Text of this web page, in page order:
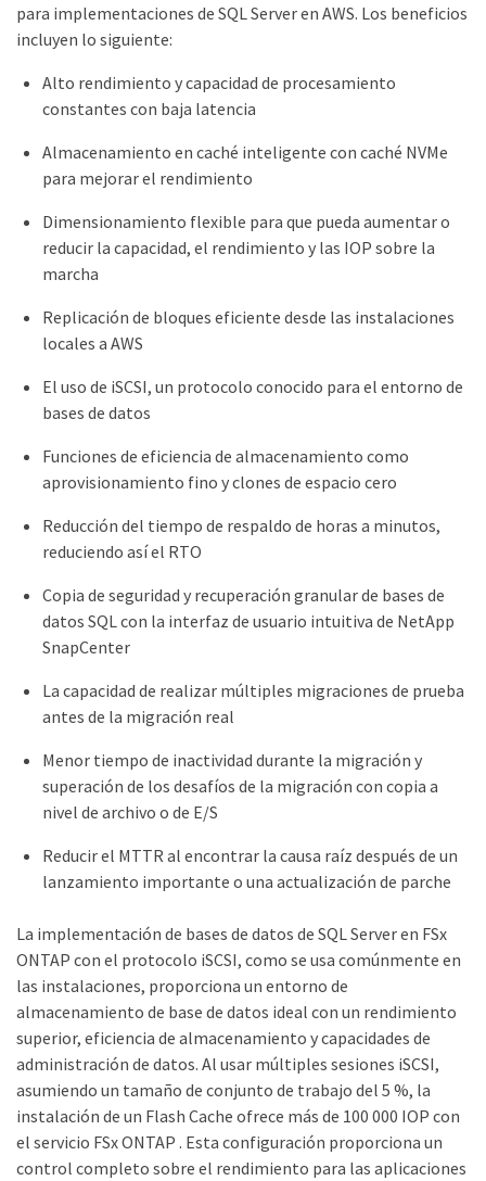
para implementaciones de SQL Server en AWS. Los beneficios
incluyen lo siguiente:
Alto rendimiento y capacidad de procesamiento
constantes con baja latencia
Almacenamiento en caché inteligente con caché NVMe
para mejorar el rendimiento
Dimensionamiento flexible para que pueda aumentar o
reducir la capacidad, el rendimiento y las IOP sobre la
marcha
Replicación de bloques eficiente desde las instalaciones
locales a AWS
El uso de iSCSI, un protocolo conocido para el entorno de
bases de datos
Funciones de eficiencia de almacenamiento como
aprovisionamiento fino y clones de espacio cero
Reducción del tiempo de respaldo de horas a minutos,
reduciendo así el RTO
Copia de seguridad y recuperación granular de bases de
datos SQL con la interfaz de usuario intuitiva de NetApp
SnapCenter
La capacidad de realizar múltiples migraciones de prueba
antes de la migración real
Menor tiempo de inactividad durante la migración y
superación de los desafíos de la migración con copia a
nivel de archivo o de E/S
Reducir el MTTR al encontrar la causa raíz después de un
lanzamiento importante o una actualización de parche
La implementación de bases de datos de SQL Server en FSx
ONTAP con el protocolo iSCSI, como se usa comúnmente en
las instalaciones, proporciona un entorno de
almacenamiento de base de datos ideal con un rendimiento
superior, eficiencia de almacenamiento y capacidades de
administración de datos. Al usar múltiples sesiones iSCSI,
asumiendo un tamaño de conjunto de trabajo del 5 %, la
instalación de un Flash Cache ofrece más de 100 000 IOP con
el servicio FSx ONTAP . Esta configuración proporciona un
control completo sobre el rendimiento para las aplicaciones